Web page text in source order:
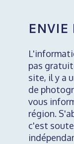
ENVIE
pas
site, il y a
de
vous
région.
c'est